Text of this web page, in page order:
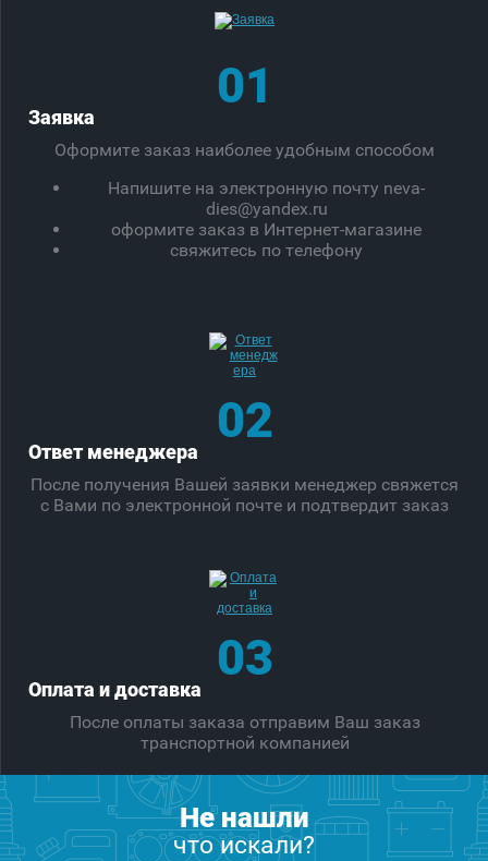
01
Заявка
Оформите заказ наиболее удобным способом
Напишите на электронную почту neva-
dies@yandex.ru
оформите заказ в Интернет-магазине
свяжитесь по телефону
02
Ответ менеджера
После получения Вашей заявки менеджер свяжется
с Вами по электронной почте и подтвердит заказ
03
Оплата и доставка
После оплаты заказа отправим Ваш заказ
транспортной компанией
Не нашли
что искали?